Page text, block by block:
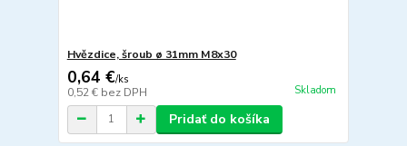
Hvězdice, šroub ø 31mm M8x30
0,64 €/ks
0,52 € bez DPH Skladom
Pridať do košíka